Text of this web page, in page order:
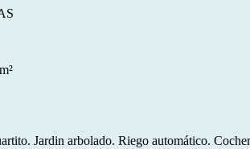
Jardin arbolado. Riego automático.